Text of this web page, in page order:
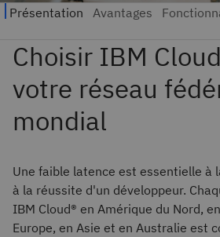
Une faible latence est essentielle à
à la réussite d'un développeur.
IBM Cloud® en Amérique du Nord,
Europe, en Asie et en Australie est